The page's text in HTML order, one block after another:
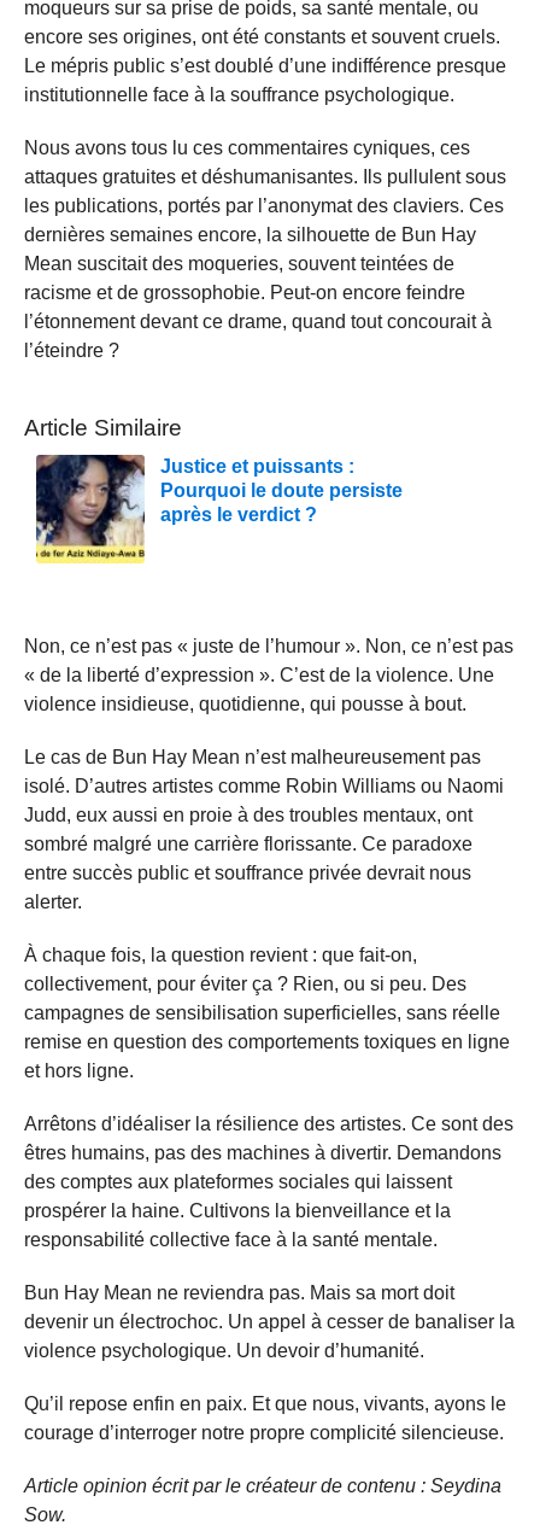
moqueurs sur sa prise de poids, sa santé mentale, ou
encore ses origines, ont été constants et souvent cruels.
Le mépris public s’est doublé d’une indifférence presque
institutionnelle face à la souffrance psychologique.
Nous avons tous lu ces commentaires cyniques, ces
attaques gratuites et déshumanisantes. Ils pullulent sous
les publications, portés par l’anonymat des claviers. Ces
dernières semaines encore, la silhouette de Bun Hay
Mean suscitait des moqueries, souvent teintées de
racisme et de grossophobie. Peut-on encore feindre
l’étonnement devant ce drame, quand tout concourait à
l’éteindre ?
Article Similaire
Justice et puissants :
Pourquoi le doute persiste
après le verdict ?
Non, ce n’est pas « juste de l’humour ». Non, ce n’est pas
« de la liberté d’expression ». C’est de la violence. Une
violence insidieuse, quotidienne, qui pousse à bout.
Le cas de Bun Hay Mean n’est malheureusement pas
isolé. D’autres artistes comme Robin Williams ou Naomi
Judd, eux aussi en proie à des troubles mentaux, ont
sombré malgré une carrière florissante. Ce paradoxe
entre succès public et souffrance privée devrait nous
alerter.
À chaque fois, la question revient : que fait-on,
collectivement, pour éviter ça ? Rien, ou si peu. Des
campagnes de sensibilisation superficielles, sans réelle
remise en question des comportements toxiques en ligne
et hors ligne.
Arrêtons d’idéaliser la résilience des artistes. Ce sont des
êtres humains, pas des machines à divertir. Demandons
des comptes aux plateformes sociales qui laissent
prospérer la haine. Cultivons la bienveillance et la
responsabilité collective face à la santé mentale.
Bun Hay Mean ne reviendra pas. Mais sa mort doit
devenir un électrochoc. Un appel à cesser de banaliser la
violence psychologique. Un devoir d’humanité.
Qu’il repose enfin en paix. Et que nous, vivants, ayons le
courage d’interroger notre propre complicité silencieuse.
Article opinion écrit par le créateur de contenu : Seydina
Sow.